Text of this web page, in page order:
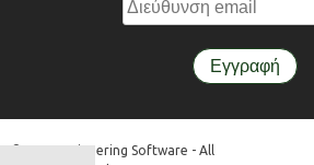
© 3DR Engineering Software - All